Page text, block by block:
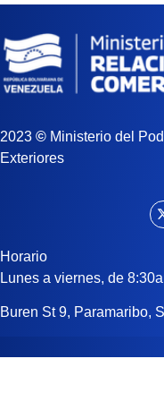
2023 © Ministerio del
Exteriores
Horario
Lunes a viernes, de
Buren St 9, Paramaribo,